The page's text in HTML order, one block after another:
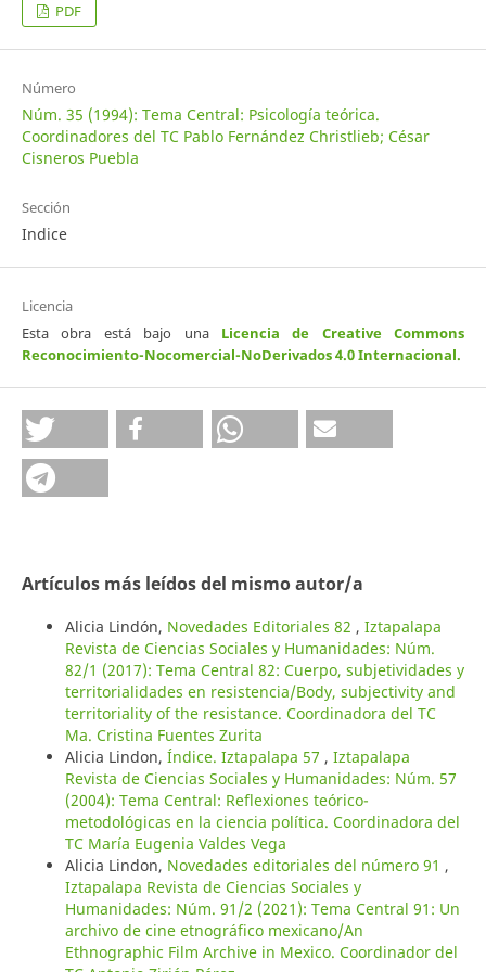
PDF
Número
Núm. 35 (1994): Tema Central: Psicología teórica.
Coordinadores del TC Pablo Fernández Christlieb; César
Cisneros Puebla
Sección
Indice
Licencia
Esta obra está bajo una Licencia de Creative Commons
Reconocimiento-Nocomercial-NoDerivados 4.0 Internacional.
Artículos más leídos del mismo autor/a
Alicia Lindón, Novedades Editoriales 82 , Iztapalapa
Revista de Ciencias Sociales y Humanidades: Núm.
82/1 (2017): Tema Central 82: Cuerpo, subjetividades y
territorialidades en resistencia/Body, subjectivity and
territoriality of the resistance. Coordinadora del TC
Ma. Cristina Fuentes Zurita
Alicia Lindon, Índice. Iztapalapa 57 , Iztapalapa
Revista de Ciencias Sociales y Humanidades: Núm. 57
(2004): Tema Central: Reflexiones teórico-
metodológicas en la ciencia política. Coordinadora del
TC María Eugenia Valdes Vega
Alicia Lindon, Novedades editoriales del número 91 ,
Iztapalapa Revista de Ciencias Sociales y
Humanidades: Núm. 91/2 (2021): Tema Central 91: Un
archivo de cine etnográfico mexicano/An
Ethnographic Film Archive in Mexico. Coordinador del